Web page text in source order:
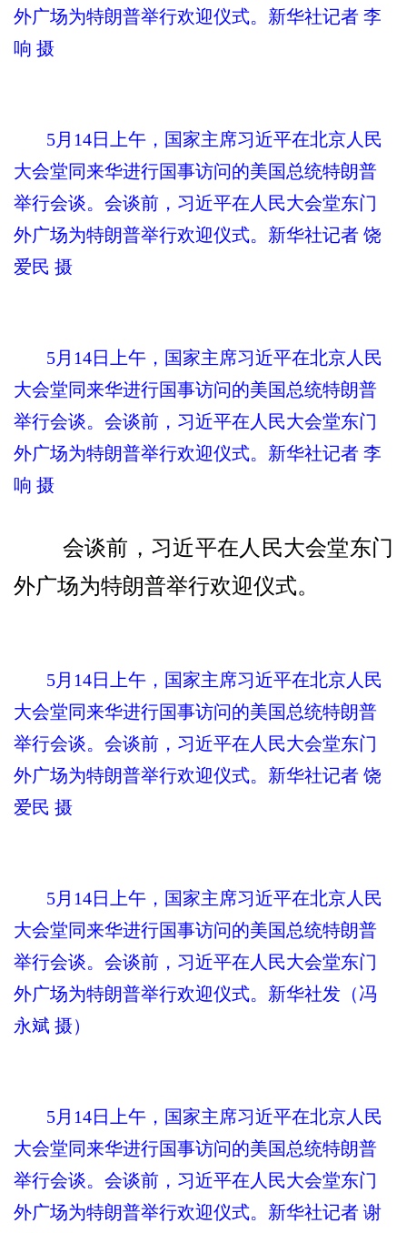
外广场为特朗普举行欢迎仪式。新华社记者 李
响 摄
5月14日上午，国家主席习近平在北京人民
大会堂同来华进行国事访问的美国总统特朗普
举行会谈。会谈前，习近平在人民大会堂东门
外广场为特朗普举行欢迎仪式。新华社记者 饶
爱民 摄
5月14日上午，国家主席习近平在北京人民
大会堂同来华进行国事访问的美国总统特朗普
举行会谈。会谈前，习近平在人民大会堂东门
外广场为特朗普举行欢迎仪式。新华社记者 李
响 摄
会谈前，习近平在人民大会堂东门
外广场为特朗普举行欢迎仪式。
5月14日上午，国家主席习近平在北京人民
大会堂同来华进行国事访问的美国总统特朗普
举行会谈。会谈前，习近平在人民大会堂东门
外广场为特朗普举行欢迎仪式。新华社记者 饶
爱民 摄
5月14日上午，国家主席习近平在北京人民
大会堂同来华进行国事访问的美国总统特朗普
举行会谈。会谈前，习近平在人民大会堂东门
外广场为特朗普举行欢迎仪式。新华社发（冯
永斌 摄）
5月14日上午，国家主席习近平在北京人民
大会堂同来华进行国事访问的美国总统特朗普
举行会谈。会谈前，习近平在人民大会堂东门
外广场为特朗普举行欢迎仪式。新华社记者 谢